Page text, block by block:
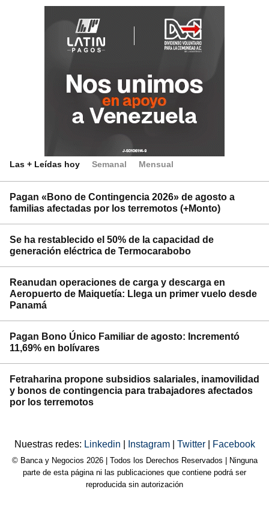
Las + Leídas hoy Semanal Mensual
Pagan «Bono de Contingencia 2026» de agosto a
familias afectadas por los terremotos (+Monto)
Se ha restablecido el 50% de la capacidad de
generación eléctrica de Termocarabobo
Reanudan operaciones de carga y descarga en
Aeropuerto de Maiquetía: Llega un primer vuelo desde
Panamá
Pagan Bono Único Familiar de agosto: Incrementó
11,69% en bolívares
Fetraharina propone subsidios salariales, inamovilidad
y bonos de contingencia para trabajadores afectados
por los terremotos
Nuestras redes: Linkedin Instagram Twitter Facebook
© Banca y Negocios 2026 | Todos los Derechos Reservados | Ninguna
parte de esta página ni las publicaciones que contiene podrá ser
reproducida sin autorización